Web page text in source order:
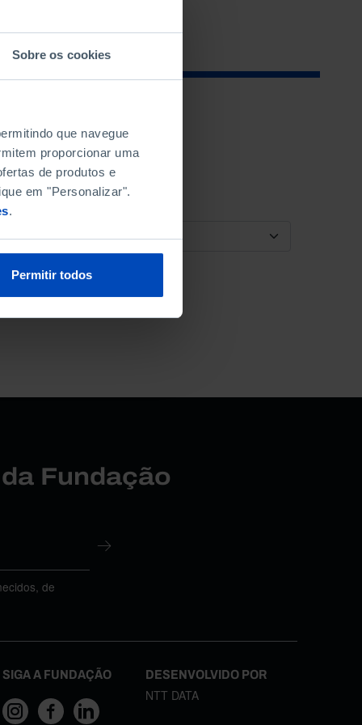
Sobre os cookies
que navegue
proporcionar uma
de produtos e
em "Personalizar".
.
Permitir todos
ORDENAR POR
Fundação
de
SIGA A FUNDAÇÃO DESENVOLVIDO POR
NTT DATA